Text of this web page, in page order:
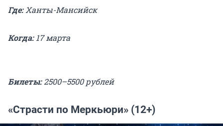
Где:Ханты-Мансийск
Когда:17 марта
Билеты:2500–5500 рублей
«Страсти по Меркьюри» (12+)